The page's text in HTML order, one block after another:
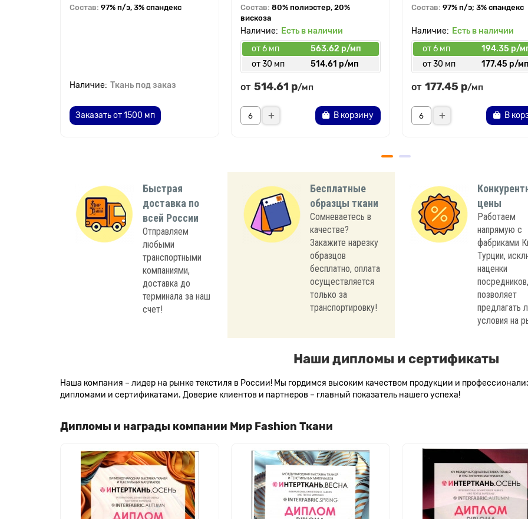
Состав: 97% п/э, 3% спандекс
Ткань под заказ
Заказать от 1500 мп
Состав: 80% полиэстер, 20%
вискоза
Есть в наличии
от 6 мп
563.62 р/мп
от 30 мп
514.61 р/мп
от 514.61 р/мп
В корзину
Состав: 97% п/э; 3% спандекс
Есть в наличии
от 6 мп
194.35 р/
от 30 мп
177.45 р/мп
от 177.45 р/мп
В
Быстрая
доставка по
всей России
Отправляем
любыми
транспортными
компаниями,
доставка до
терминала за наш
счет!
Бесплатные
образцы ткани
Сомневаетесь в
качестве?
Закажите нарезку
образцов
бесплатно, оплата
осуществляется
только за
транспортировку!
цены
Работаем
напрямую с
фабриками
Турции,
наценки
позволяет
предлагать
условия на
Наши дипломы и сертификаты
Наша компания – лидер на рынке текстиля в России! Мы гордимся высоким качеством продукции и
дипломами и сертификатами. Доверие клиентов и партнеров – главный показатель нашего успеха!
Дипломы и награды компании Мир Fashion Ткани